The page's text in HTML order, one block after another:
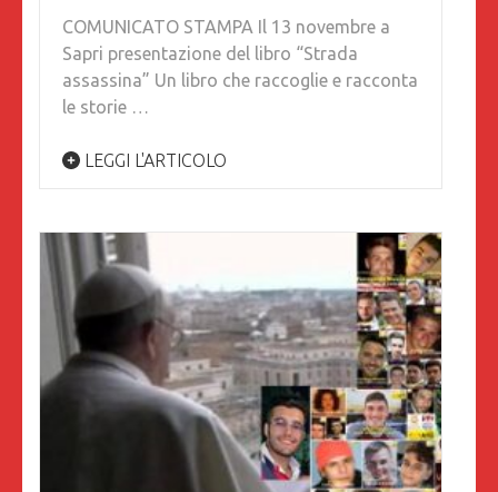
COMUNICATO STAMPA Il 13 novembre a
Sapri presentazione del libro “Strada
assassina” Un libro che raccoglie e racconta
le storie …
LEGGI L'ARTICOLO